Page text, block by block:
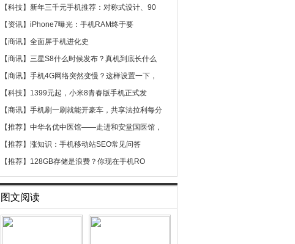
【科技】 新年三千元手机推荐：对称式设计、90
【资讯】 iPhone7曝光：手机RAM终于要
【商讯】 全面屏手机进化史
【商讯】 三星S8什么时候发布？真机到底长什么
【商讯】 手机4G网络突然变慢？这样设置一下，
【科技】 1399元起，小米8青春版手机正式发
【商讯】 手机刷一刷就能开豪车，共享法拉利每分
【推荐】 中华名优中医馆——走进和安堂国医馆，
【推荐】 涨知识：手机移动站SEO常见问答
【推荐】 128GB存储是浪费？你现在手机RO
图文阅读